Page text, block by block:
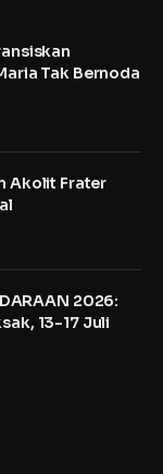
Tak Bernoda
Akolit Frater
2026:
13-17 Juli